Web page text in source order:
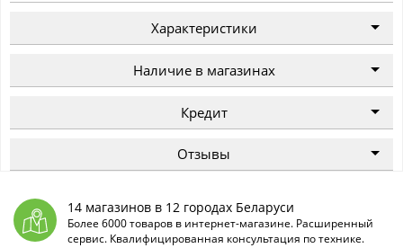
Характеристики
Наличие в магазинах
Кредит
Отзывы
14 магазинов в 12 городах Беларуси
Более 6000 товаров в интернет-магазине. Расширенный
сервис. Квалифицированная консультация по технике.